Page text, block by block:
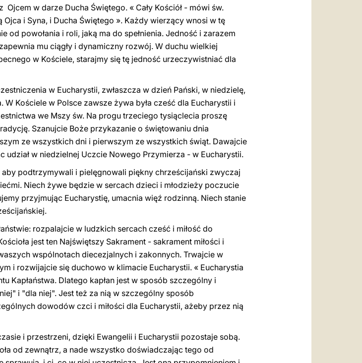
w darze Ducha Świętego. « Cały Kościół - mówi św.
i Syna, i Ducha Świętego ». Każdy wierzący wnosi w tę
od powołania i roli, jaką ma do spełnienia. Jedność i zarazem
mu ciągły i dynamiczny rozwój. W duchu wielkiej
w Kościele, starajmy się tę jedność urzeczywistniać dla
w Eucharystii, zwłaszcza w dzień Pański, w niedzielę,
Kościele w Polsce zawsze żywa była cześć dla Eucharystii i
we Mszy św. Na progu trzeciego tysiąclecia proszę
Szanujcie Boże przykazanie o świętowaniu dnia
ze wszystkich dni i pierwszym ze wszystkich świąt. Dawajcie
udział w niedzielnej Uczcie Nowego Przymierza - w Eucharystii.
podtrzymywali i pielęgnowali piękny chrześcijański zwyczaj
Niech żywe będzie w sercach dzieci i młodzieży poczucie
przyjmując Eucharystię, umacnia więź rodzinną. Niech stanie
rozpalajcie w ludzkich sercach cześć i miłość do
jest ten Najświętszy Sakrament - sakrament miłości i
wspólnotach diecezjalnych i zakonnych. Trwajcie w
i rozwijajcie się duchowo w klimacie Eucharystii. « Eucharystia
Kapłaństwa. Dlatego kapłan jest w sposób szczególny i
i "dla niej". Jest też za nią w szczególny sposób
dowodów czci i miłości dla Eucharystii, ażeby przez nią
i przestrzeni, dzięki Ewangelii i Eucharystii pozostaje sobą.
od zewnątrz, a nade wszystko doświadczając tego od